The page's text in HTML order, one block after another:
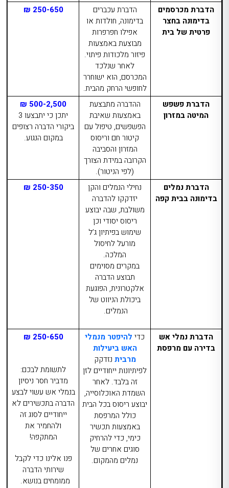
הדברת מכרסמים
בדימונה בחצר
פרטית של בית
הדברת עכברים
בדימונה, חולדות או
אפילו חפרפרות
מבוצעת באמצעות
פיזור מלכודות פיתוי.
לאחר שנלכד
המכרסם, הוא ישוחרר
לחופשי הרחק מהבית.
250-650 ₪
הדברת פשפש
המיטה במזרון
ההדברה מתבצעת
באמצעות שאיבת
הפשפשים, טיפול עם
קיטור חם וריסוס
המזרון והסביבה
הקרובה במידת הצורך
(לפי הניטור).
500-2,500 ₪
יתכן כי יתבצעו 3
ביקורי הדברה רצופים
במקום הנגוע.
הדברת נמלים
בדימונהבבית קפה
נחילי הנמלים והקן
יזדקקו להדברה
משולבת, שבה יבוצע
ריסוס יסודי וכן
שימוש בפיתיון ג’ל
מורעל לחיסול
המלכה.
במקרים מסוימים
תבוצע הדברה
אלקטרונית, הפוגעת
ביכולת הניווט של
הנמלים.
250-350 ₪
הדברת נמלי אש
בדירה עם מרפסת
כדי להיפטר מנמלי
האש ביעילות
מרבית נזדקק
לפיתיונות ייחודיים לזן
זה בלבד. לאחר
השמדת האוכלוסייה,
יבוצע ריסוס בכל הבית
כולל המרפסת
באמצעות תכשיר
כימי, כדי להרחיק
סוגים אחרים של
נמלים מהמקום.
250-650 ₪
לתשומת לבכם:
מדביר חסר ניסיון
בנמלי אש עשוי לבצע
הדברה בתכשירים לא
ייחודיים לסוג זה
ולהחמיר את
המתקפה!
פנו אלינו כדי לקבל
שירותי הדברה
ממומחים בנושא.